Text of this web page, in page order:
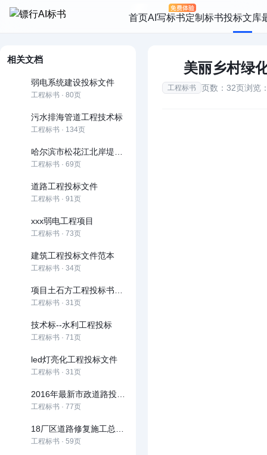
首页AI写标书定制标书投标文库
相关文档
弱电系统建设投标文件
工程标书 · 80页
污水排海管道工程技术标
工程标书 · 134页
工程标书 · 69页
道路工程投标文件
工程标书 · 91页
xxx弱电工程项目
工程标书 · 73页
建筑工程投标文件范本
工程标书 · 34页
工程标书 · 31页
技术标--水利工程投标
工程标书 · 71页
led灯亮化工程投标文件
工程标书 · 31页
工程标书 · 77页
工程标书 · 59页
美丽乡村绿
工程标书 页数：32页浏览